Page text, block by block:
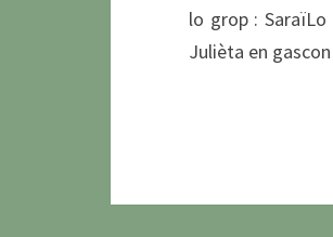
lo grop : SaraïLo
Julièta en